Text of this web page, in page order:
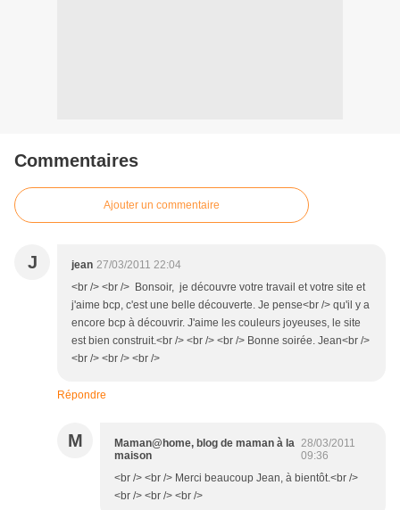
Commentaires
Ajouter un commentaire
J jean 27/03/2011 22:04
<br /> <br /> Bonsoir, je découvre votre travail et votre site et
j'aime bcp, c'est une belle découverte. Je pense<br /> qu'il y a
encore bcp à découvrir. J'aime les couleurs joyeuses, le site
est bien construit.<br /> <br /> <br /> Bonne soirée. Jean<br />
<br /> <br /> <br />
Répondre
M
Maman@home, blog de maman à la
maison
28/03/2011
09:36
<br /> <br /> Merci beaucoup Jean, à bientôt.<br />
<br /> <br /> <br />